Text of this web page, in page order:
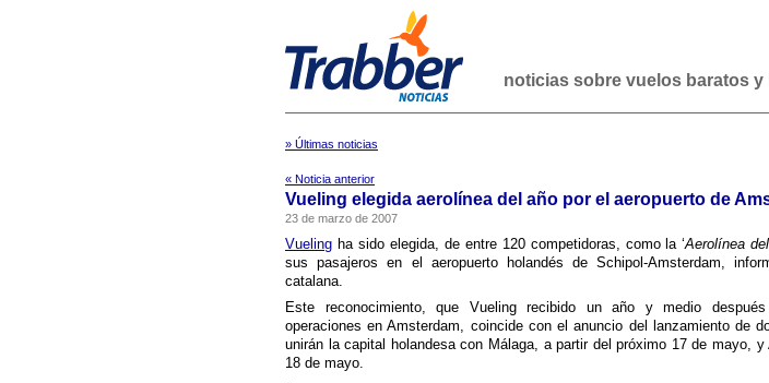
noticias sobre vuelos baratos y
» Últimas noticias
« Noticia anterior
Vueling elegida aerolí­nea del año por el aeropuerto de
23 de marzo de 2007
Vueling ha sido elegida, de entre 120 competidoras, como la ‘Aerolí­nea
sus pasajeros en el aeropuerto holandés de Schipol-Amsterdam,
catalana.
Este reconocimiento, que Vueling recibido un año y medio
operaciones en Amsterdam, coincide con el anuncio del lanzamiento de
unirán la capital holandesa con Málaga, a partir del próximo 17 de mayo, y
18 de mayo.